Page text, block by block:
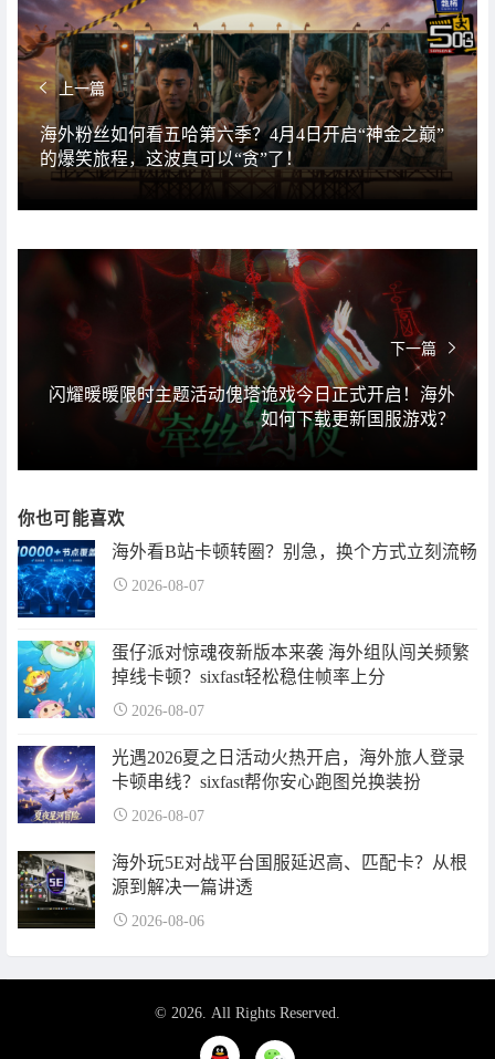
上一篇
海外粉丝如何看五哈第六季？4月4日开启“神金之巅”
的爆笑旅程，这波真可以“贪”了！
下一篇
闪耀暖暖限时主题活动傀塔诡戏今日正式开启！海外
如何下载更新国服游戏？
你也可能喜欢
海外看B站卡顿转圈？别急，换个方式立刻流畅
2026-08-07
蛋仔派对惊魂夜新版本来袭 海外组队闯关频繁
掉线卡顿？sixfast轻松稳住帧率上分
2026-08-07
光遇2026夏之日活动火热开启，海外旅人登录
卡顿串线？sixfast帮你安心跑图兑换装扮
2026-08-07
海外玩5E对战平台国服延迟高、匹配卡？从根
源到解决一篇讲透
2026-08-06
© 2026. All Rights Reserved.